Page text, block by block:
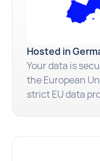
Hosted in
Your data is
the European
strict EU data